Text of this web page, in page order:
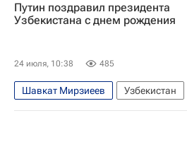
Франция
Эмомали Рахмон
Путин поздравил президента
Узбекистана с днем рождения
24 июля, 10:38 485
Шавкат Мирзиеев Узбекистан
Владимир Путин